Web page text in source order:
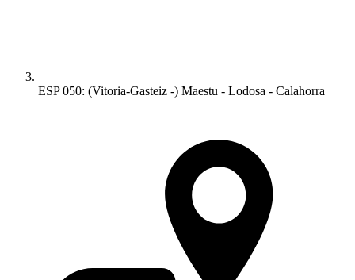
ESP 050: (Vitoria-Gasteiz -) Maestu - Lodosa - Calahorra